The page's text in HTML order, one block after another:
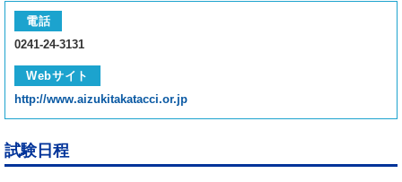
電話
0241-24-3131
Webサイト
http://www.aizukitakatacci.or.jp
試験日程